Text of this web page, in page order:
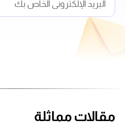
مقالات مماثلة